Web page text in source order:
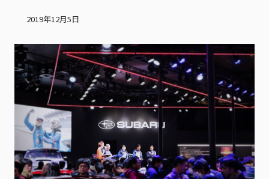
2019年12月5日